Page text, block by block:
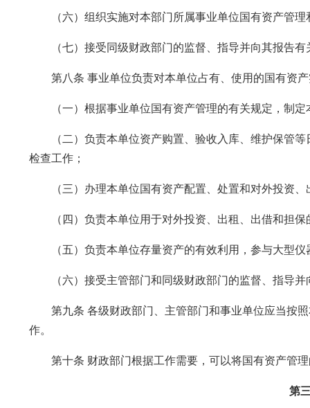
（六）组织实施对本部门所属事业单位国有资产管理
（七）接受同级财政部门的监督、指导并向其报告有
第八条 事业单位负责对本单位占有、使用的国有资产
（一）根据事业单位国有资产管理的有关规定，制定
（二）负责本单位资产购置、验收入库、维护保管等
检查工作；
（三）办理本单位国有资产配置、处置和对外投资、
（四）负责本单位用于对外投资、出租、出借和担保
（五）负责本单位存量资产的有效利用，参与大型仪
（六）接受主管部门和同级财政部门的监督、指导并
第九条 各级财政部门、主管部门和事业单位应当按照
作。
第十条 财政部门根据工作需要，可以将国有资产管理
第